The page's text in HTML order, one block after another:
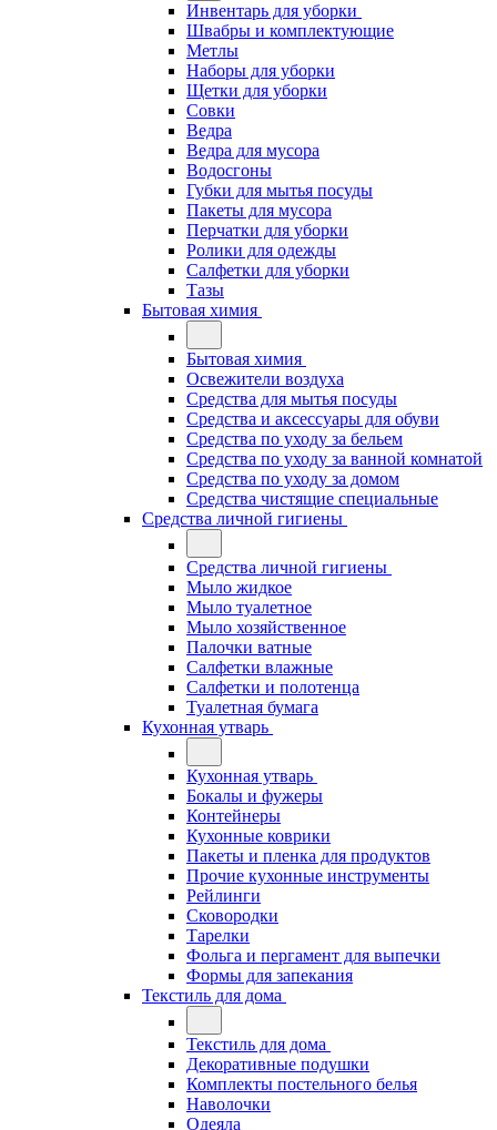
Инвентарь для уборки
Швабры и комплектующие
Метлы
Наборы для уборки
Щетки для уборки
Совки
Ведра
Ведра для мусора
Водосгоны
Губки для мытья посуды
Пакеты для мусора
Перчатки для уборки
Ролики для одежды
Салфетки для уборки
Тазы
Бытовая химия
Бытовая химия
Освежители воздуха
Средства для мытья посуды
Средства и аксессуары для обуви
Средства по уходу за бельем
Средства по уходу за ванной комнатой
Средства по уходу за домом
Средства чистящие специальные
Средства личной гигиены
Средства личной гигиены
Мыло жидкое
Мыло туалетное
Мыло хозяйственное
Палочки ватные
Салфетки влажные
Салфетки и полотенца
Туалетная бумага
Кухонная утварь
Кухонная утварь
Бокалы и фужеры
Контейнеры
Кухонные коврики
Пакеты и пленка для продуктов
Прочие кухонные инструменты
Рейлинги
Сковородки
Тарелки
Фольга и пергамент для выпечки
Формы для запекания
Текстиль для дома
Текстиль для дома
Декоративные подушки
Комплекты постельного белья
Наволочки
Одеяла